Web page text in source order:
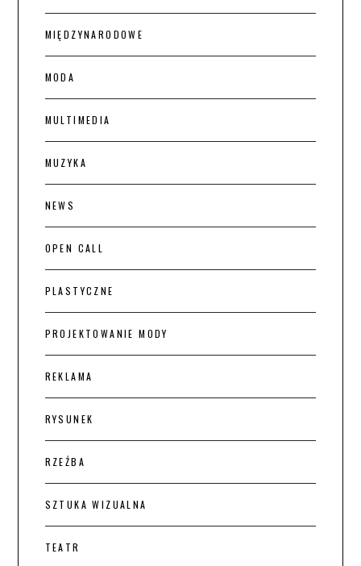
MIĘDZYNARODOWE
MODA
MULTIMEDIA
MUZYKA
NEWS
OPEN CALL
PLASTYCZNE
PROJEKTOWANIE MODY
REKLAMA
RYSUNEK
RZEŹBA
SZTUKA WIZUALNA
TEATR